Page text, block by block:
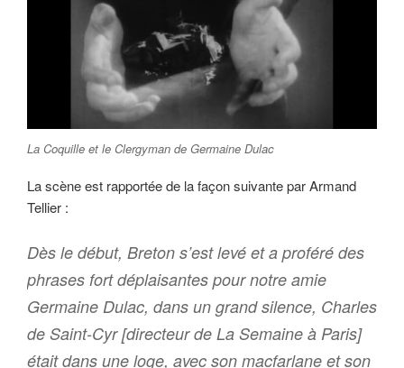
La Coquille et le Clergyman de Germaine Dulac
La scène est rapportée de la façon suivante par Armand
Tellier :
Dès le début, Breton s’est levé et a proféré des
phrases fort déplaisantes pour notre amie
Germaine Dulac, dans un grand silence, Charles
de Saint-Cyr [directeur de La Semaine à Paris]
était dans une loge, avec son macfarlane et son